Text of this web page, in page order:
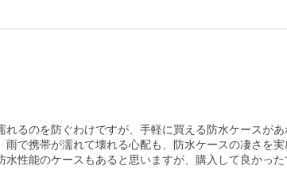
るのを防ぐわけですが、手軽に買える防水ケースが
で携帯が濡れて壊れる心配も、防水ケースの凄さを